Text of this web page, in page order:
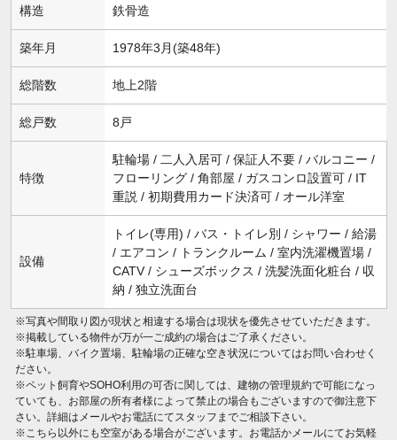
構造 鉄骨造
築年月 1978年3月(築48年)
総階数 地上2階
総戸数 8戸
特徴
駐輪場 / 二人入居可 / 保証人不要 / バルコニー /
フローリング / 角部屋 / ガスコンロ設置可 / IT
重説 / 初期費用カード決済可 / オール洋室
設備
トイレ(専用) / バス・トイレ別 / シャワー / 給湯
/ エアコン / トランクルーム / 室内洗濯機置場 /
CATV / シューズボックス / 洗髪洗面化粧台 / 収
納 / 独立洗面台
※写真や間取り図が現状と相違する場合は現状を優先させていただきます。
※掲載している物件が万が一ご成約の場合はご了承ください。
※駐車場、バイク置場、駐輪場の正確な空き状況についてはお問い合わせく
ださい。
※ペット飼育やSOHO利用の可否に関しては、建物の管理規約で可能になっ
ていても、お部屋の所有者様によって禁止の場合もございますので御注意下
さい。詳細はメールやお電話にてスタッフまでご相談下さい。
※こちら以外にも空室がある場合がございます。お電話かメールにてお気軽